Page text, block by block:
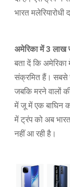
भारत मलेरियारोधी
अमेरिका में 3 लाख
बता दें कि अमेरिका
संक्रमित हैं। सबसे
जबकि मरने वालों
में जू में एक बाघिन
में ट्रंप को अब
नहीं आ रही है।